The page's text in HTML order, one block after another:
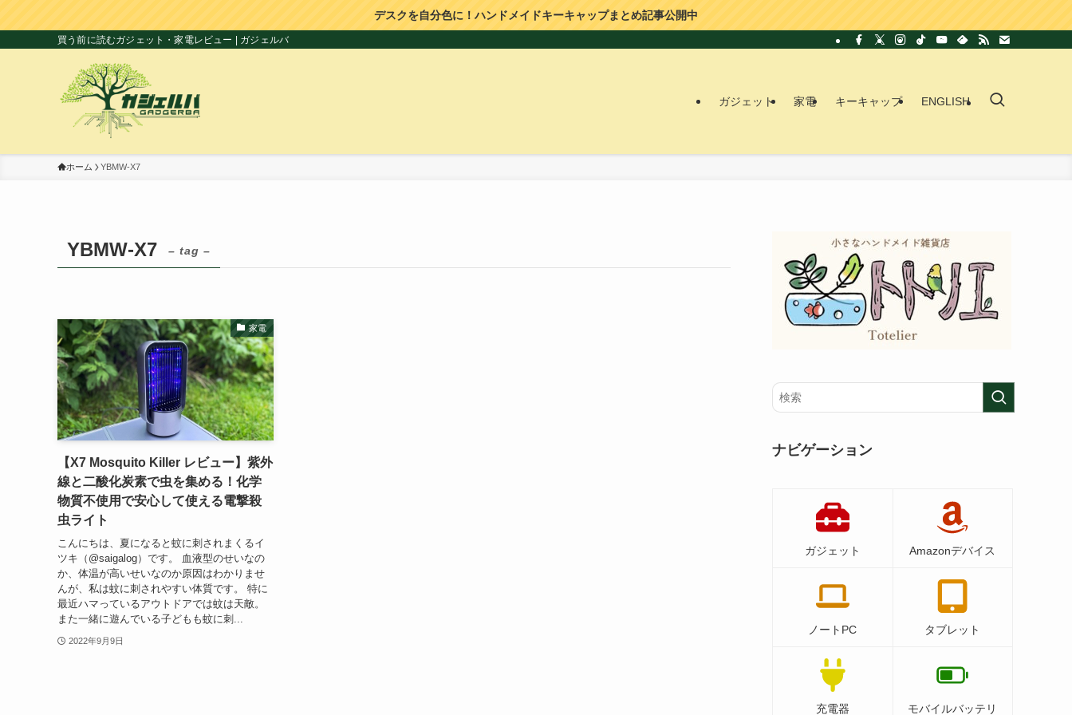
デスクを自分色に！ハンドメイドキーキャップまとめ記事公開中
買う前に読むガジェット・家電レビュー | ガジェルバ
ガジェット 家電 キーキャップ ENGLISH
ホーム YBMW-X7
YBMW-X7 – tag –
家電
【X7 Mosquito Killer レビュー】紫外
線と二酸化炭素で虫を集める！化学
物質不使用で安心して使える電撃殺
虫ライト
こんにちは、夏になると蚊に刺されまくるイ
ツキ（@saigalog）です。 血液型のせいなの
か、体温が高いせいなのか原因はわかりませ
んが、私は蚊に刺されやすい体質です。 特に
最近ハマっているアウトドアでは蚊は天敵。
また一緒に遊んでいる子どもも蚊に刺...
2022年9月9日
ナビゲーション
ガジェット Amazonデバイス
ノートPC タブレット
充電器
モバイルバッテリ